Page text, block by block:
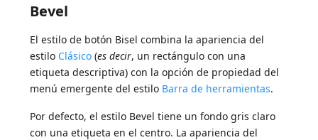
Bevel
El estilo de botón Bisel combina la apariencia del
estilo Clásico (es decir, un rectángulo con una
etiqueta descriptiva) con la opción de propiedad del
menú emergente del estilo Barra de herramientas.
Por defecto, el estilo Bevel tiene un fondo gris claro
con una etiqueta en el centro. La apariencia del